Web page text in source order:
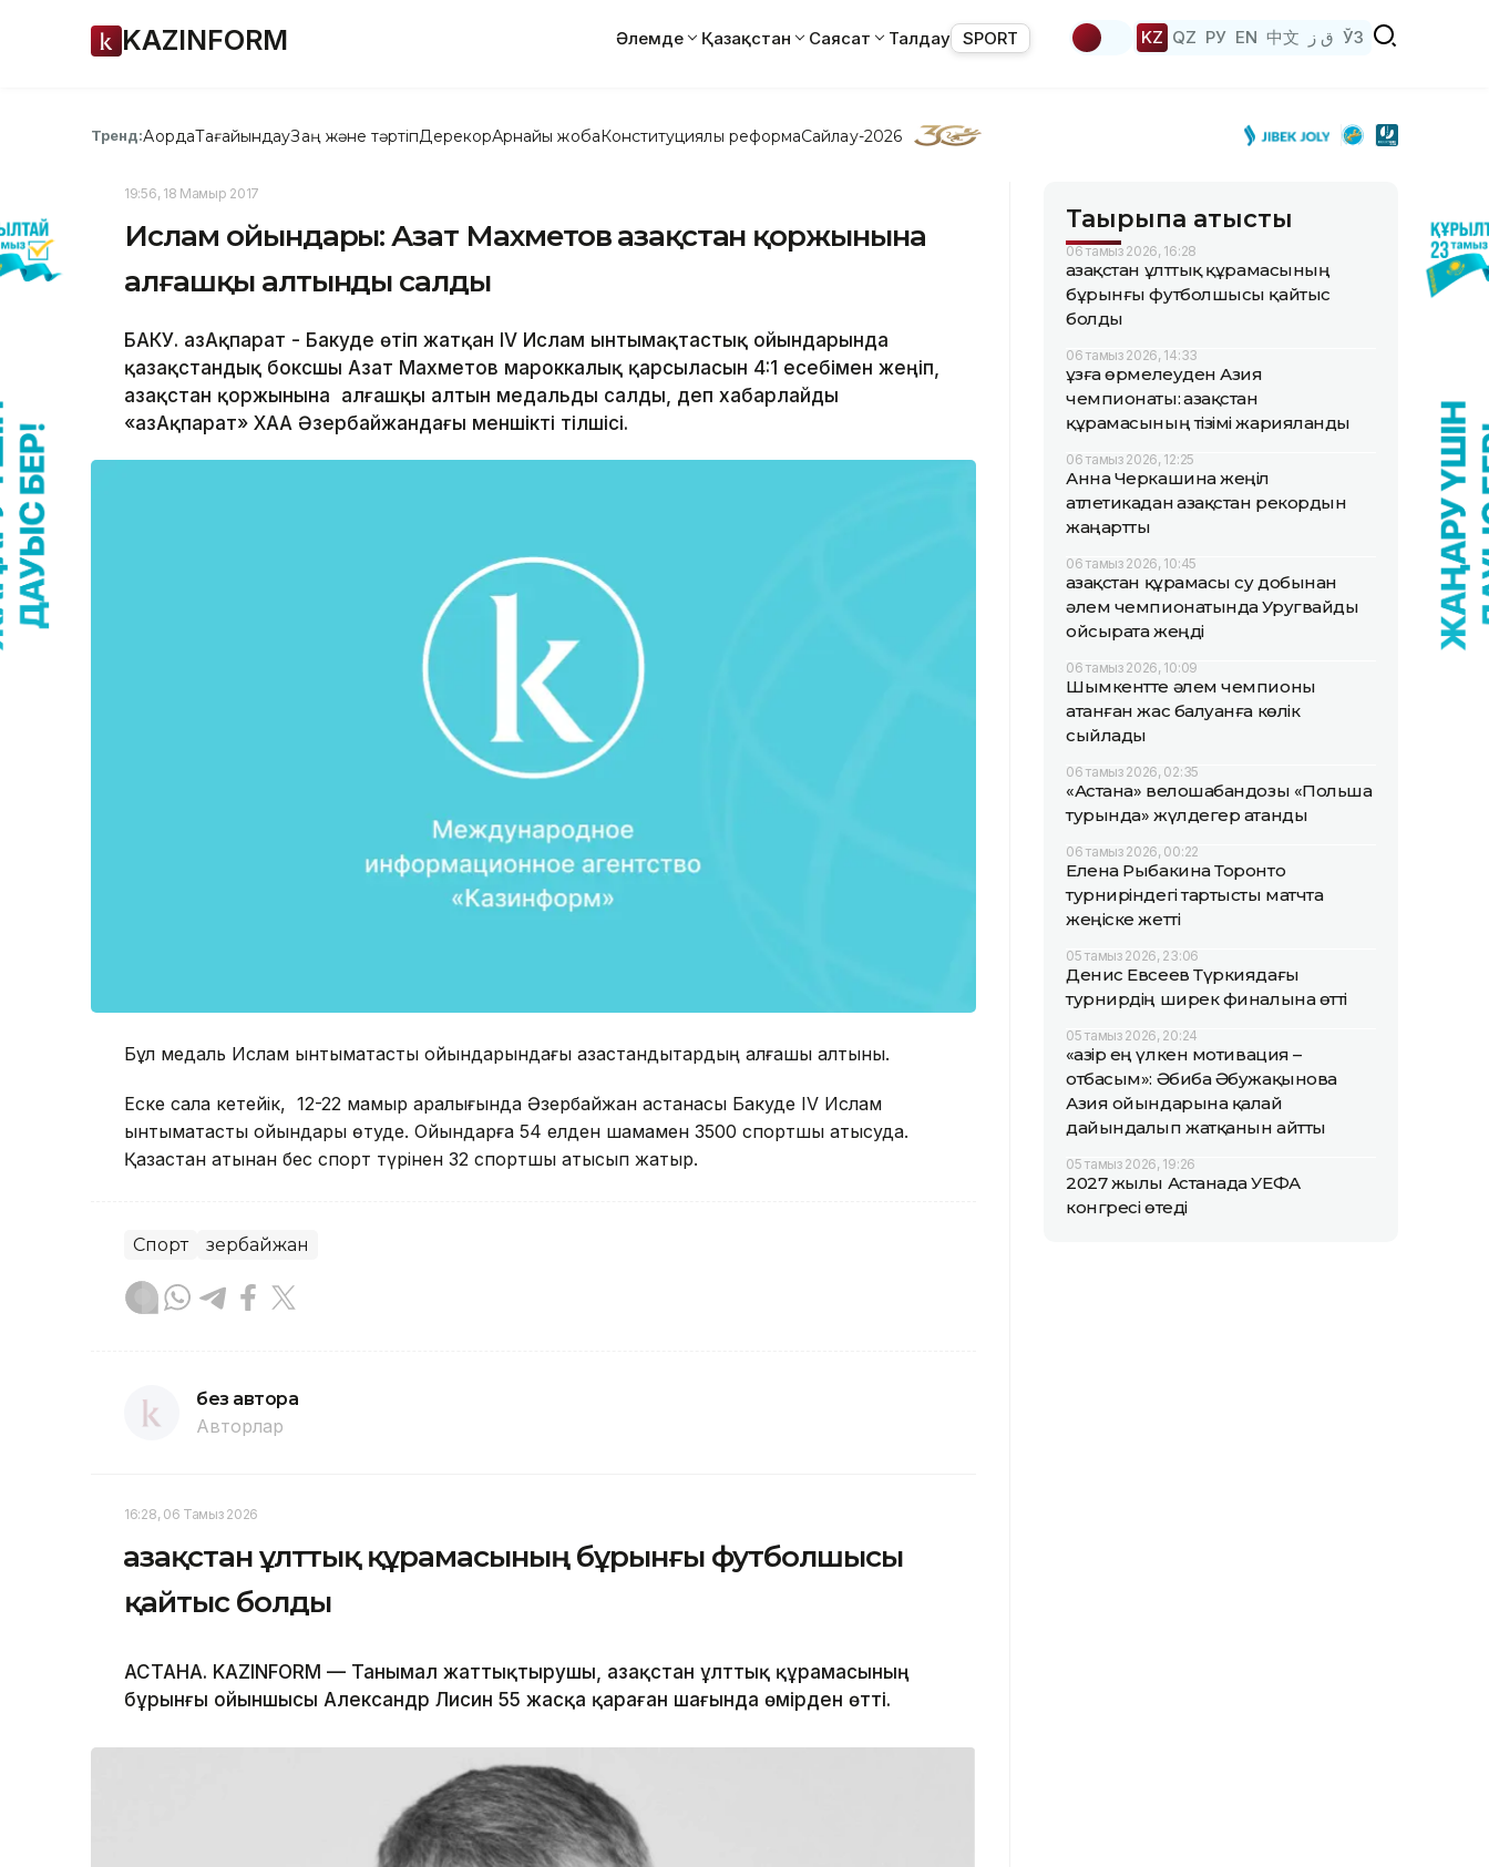
KAZINFORM Әлемде Қазақстан Саясат Талдау SPORT KZ QZ РУ EN 中文 ق ز ЎЗ
Тренд:АқордаТағайындауЗаң және тәртіпДерекқорАрнайы жобаКонституциялық реформаСайлау-2026
19:56, 18 Мамыр 2017
Ислам ойындары: Азат Махметов Қазақстан қоржынына
алғашқы алтынды салды
БАКУ. ҚазАқпарат - Бакуде өтіп жатқан IV Ислам ынтымақтастық ойындарында
қазақстандық боксшы Азат Махметов мароккалық қарсыласын 4:1 есебімен жеңіп,
Қазақстан қоржынына алғашқы алтын медальды салды, деп хабарлайды
«ҚазАқпарат» ХАА Әзербайжандағы меншікті тілшісі.
Бұл медаль Ислам ынтымақтастық ойындарындағы қазақстандықтардың алғашқы алтыны.
Еске сала кетейік, 12-22 мамыр аралығында Әзербайжан астанасы Бакуде IV Ислам
ынтымақтастық ойындары өтуде. Ойындарға 54 елден шамамен 3500 спортшы қатысуда.
Қазақстан атынан бес спорт түрінен 32 спортшы қатысып жатыр.
Спорт Әзербайжан
без автора
Авторлар
16:28, 06 Тамыз 2026
Қазақстан ұлттық құрамасының бұрынғы футболшысы
қайтыс болды
АСТАНА. KAZINFORM — Танымал жаттықтырушы, Қазақстан ұлттық құрамасының
бұрынғы ойыншысы Александр Лисин 55 жасқа қараған шағында өмірден өтті.
Тақырыпқа қатысты
06 тамыз 2026, 16:28
Қазақстан ұлттық құрамасының
бұрынғы футболшысы қайтыс
болды
06 тамыз 2026, 14:33
Құзға өрмелеуден Азия
чемпионаты: Қазақстан
құрамасының тізімі жарияланды
06 тамыз 2026, 12:25
Анна Черкашина жеңіл
атлетикадан Қазақстан рекордын
жаңартты
06 тамыз 2026, 10:45
Қазақстан құрамасы су добынан
әлем чемпионатында Уругвайды
ойсырата жеңді
06 тамыз 2026, 10:09
Шымкентте әлем чемпионы
атанған жас балуанға көлік
сыйлады
06 тамыз 2026, 02:35
«Астана» велошабандозы «Польша
турында» жүлдегер атанды
06 тамыз 2026, 00:22
Елена Рыбакина Торонто
турниріндегі тартысты матчта
жеңіске жетті
05 тамыз 2026, 23:06
Денис Евсеев Түркиядағы
турнирдің ширек финалына өтті
05 тамыз 2026, 20:24
«Қазір ең үлкен мотивация –
отбасым»: Әбиба Әбужақынова
Азия ойындарына қалай
дайындалып жатқанын айтты
05 тамыз 2026, 19:26
2027 жылы Астанада УЕФА
конгресі өтеді